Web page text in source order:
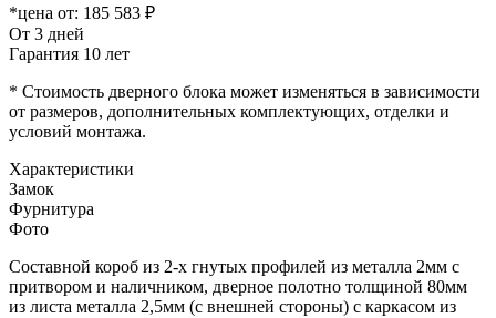
*цена от: 185 583 ₽
От 3 дней
Гарантия 10 лет
* Стоимость дверного блока может изменяться в зависимости
от размеров, дополнительных комплектующих, отделки и
условий монтажа.
Характеристики
Замок
Фурнитура
Фото
Составной короб из 2-х гнутых профилей из металла 2мм с
притвором и наличником, дверное полотно толщиной 80мм
из листа металла 2,5мм (с внешней стороны) c каркасом из